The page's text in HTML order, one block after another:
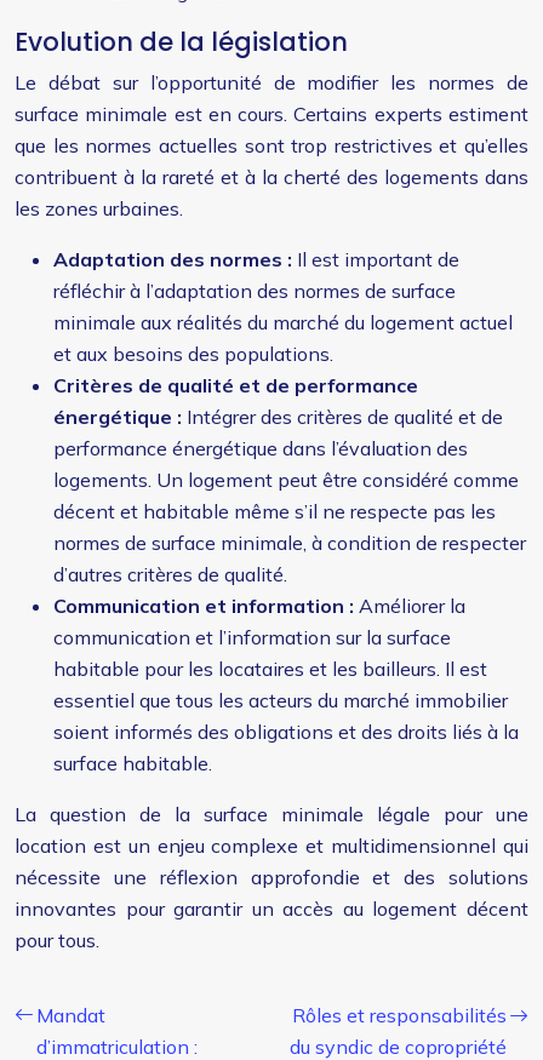
Evolution de la législation
Le débat sur l’opportunité de modifier les normes de
surface minimale est en cours. Certains experts estiment
que les normes actuelles sont trop restrictives et qu’elles
contribuent à la rareté et à la cherté des logements dans
les zones urbaines.
Adaptation des normes : Il est important de
réfléchir à l’adaptation des normes de surface
minimale aux réalités du marché du logement actuel
et aux besoins des populations.
Critères de qualité et de performance
énergétique : Intégrer des critères de qualité et de
performance énergétique dans l’évaluation des
logements. Un logement peut être considéré comme
décent et habitable même s’il ne respecte pas les
normes de surface minimale, à condition de respecter
d’autres critères de qualité.
Communication et information : Améliorer la
communication et l’information sur la surface
habitable pour les locataires et les bailleurs. Il est
essentiel que tous les acteurs du marché immobilier
soient informés des obligations et des droits liés à la
surface habitable.
La question de la surface minimale légale pour une
location est un enjeu complexe et multidimensionnel qui
nécessite une réflexion approfondie et des solutions
innovantes pour garantir un accès au logement décent
pour tous.
Mandat
d’immatriculation :
Rôles et responsabilités
du syndic de copropriété